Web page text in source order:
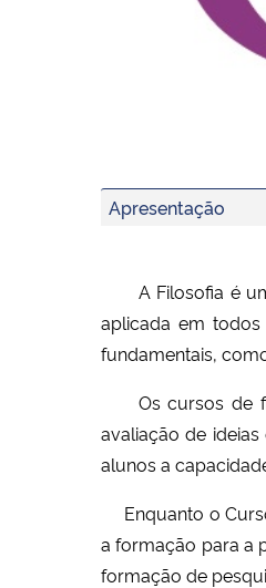
Apresentação
A Filosofia é
aplicada em
fundamentais,
Os cursos de
avaliação de
alunos a
Enquanto o
a formação para a
formação de